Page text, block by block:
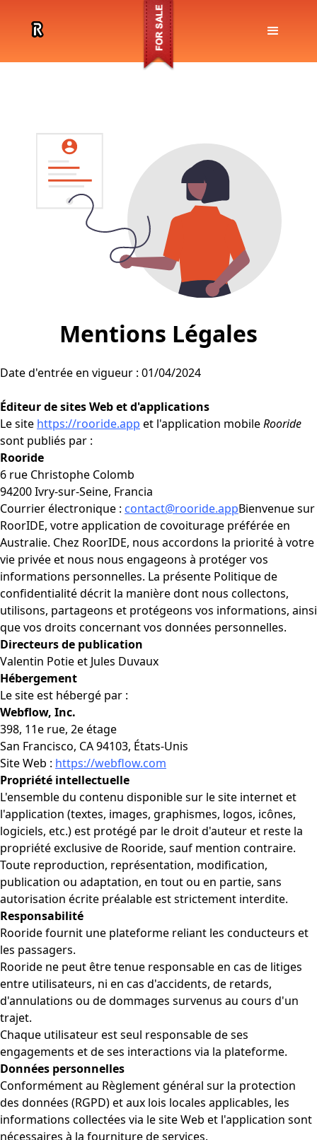
Mentions Légales
Date d'entrée en vigueur : 01/04/2024
Éditeur de sites Web et d'applications
Le site https://rooride.app et l'application mobileRooride
sont publiés par :
Rooride
6 rue Christophe Colomb
94200 Ivry-sur-Seine, Francia
Courrier électronique : contact@rooride.appBienvenue sur
RoorIDE, votre application de covoiturage préférée en
Australie. Chez RoorIDE, nous accordons la priorité à votre
vie privée et nous nous engageons à protéger vos
informations personnelles. La présente Politique de
confidentialité décrit la manière dont nous collectons,
utilisons, partageons et protégeons vos informations, ainsi
que vos droits concernant vos données personnelles.
Directeurs de publication
Valentin Potie et Jules Duvaux
Hébergement
Le site est hébergé par :
Webflow, Inc.
398, 11e rue, 2e étage
San Francisco, CA 94103, États-Unis
Site Web : https://webflow.com
Propriété intellectuelle
L'ensemble du contenu disponible sur le site internet et
l'application (textes, images, graphismes, logos, icônes,
logiciels, etc.) est protégé par le droit d'auteur et reste la
propriété exclusive de Rooride, sauf mention contraire.
Toute reproduction, représentation, modification,
publication ou adaptation, en tout ou en partie, sans
autorisation écrite préalable est strictement interdite.
Responsabilité
Rooride fournit une plateforme reliant les conducteurs et
les passagers.
Rooride ne peut être tenue responsable en cas de litiges
entre utilisateurs, ni en cas d'accidents, de retards,
d'annulations ou de dommages survenus au cours d'un
trajet.
Chaque utilisateur est seul responsable de ses
engagements et de ses interactions via la plateforme.
Données personnelles
Conformément au Règlement général sur la protection
des données (RGPD) et aux lois locales applicables, les
informations collectées via le site Web et l'application sont
nécessaires à la fourniture de services.